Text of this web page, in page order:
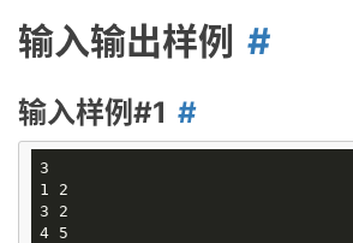
输入输出样例
输入样例#1
3
1 2
3 2